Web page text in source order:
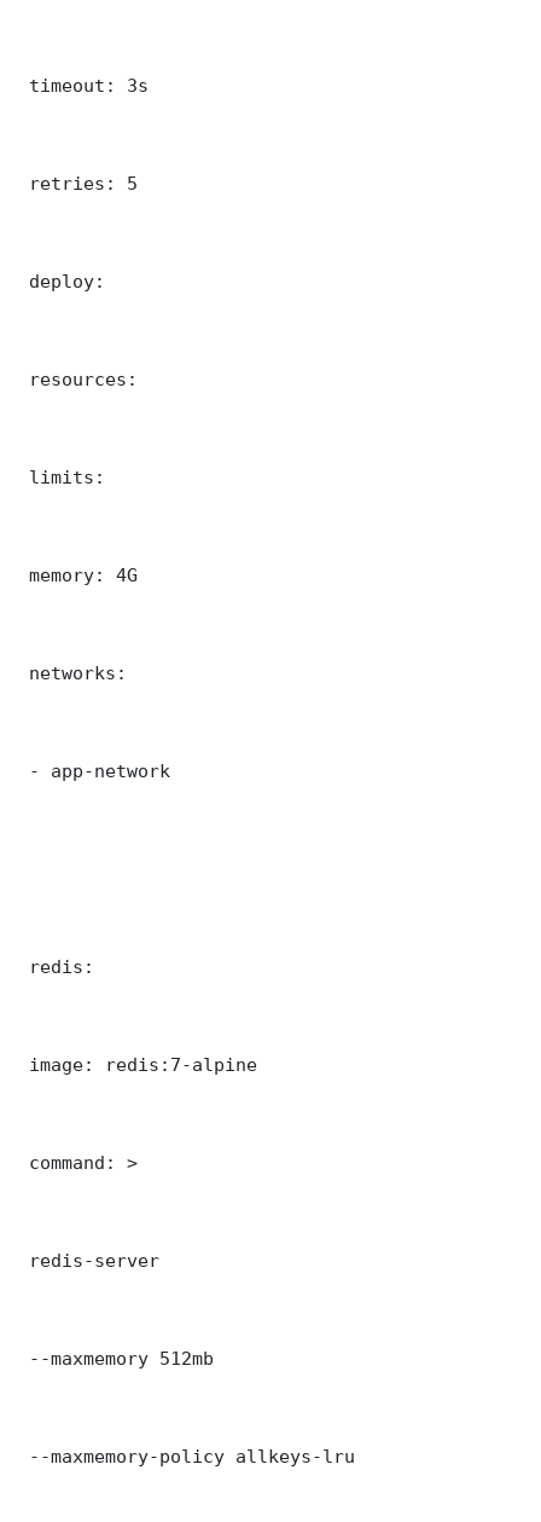
timeout: 3s
retries: 5
deploy:
resources:
limits:
memory: 4G
networks:
- app-network
redis:
image: redis:7-alpine
command: >
redis-server
--maxmemory 512mb
--maxmemory-policy allkeys-lru